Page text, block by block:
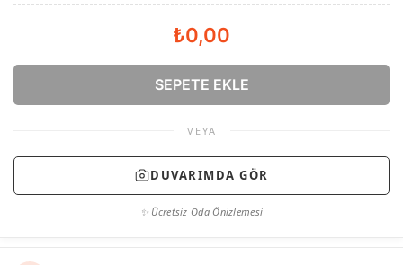
₺0,00
SEPETE EKLE
VEYA
DUVARIMDA GÖR
✨ Ücretsiz Oda Önizlemesi